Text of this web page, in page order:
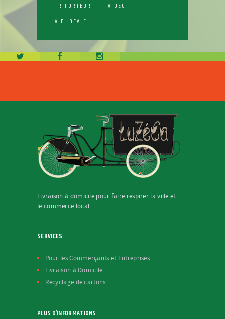
TRIPORTEUR
VIDÉO
VIE LOCALE
Livraison à domicile pour faire respirer la ville et
le commerce local
SERVICES
Pour les Commerçants et Entreprises
Livraison à Domicile
Recyclage de cartons
PLUS D’INFORMATIONS